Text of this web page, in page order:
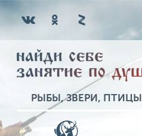
РЫБЫ, ЗВЕРИ, ПТИЦЫ